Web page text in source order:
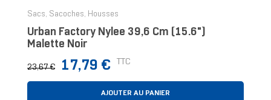
Sacs, Sacoches, Housses
Urban Factory Nylee 39,6 Cm (15.6")
Malette Noir
Prix
normal
23,67 € Prix
17,79 € TTC
AJOUTER AU PANIER